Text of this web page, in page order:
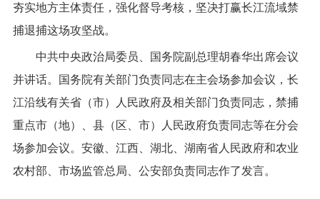
夯实地方主体责任，强化督导考核，坚决打赢长江流域禁
捕退捕这场攻坚战。
中共中央政治局委员、国务院副总理胡春华出席会议
并讲话。国务院有关部门负责同志在主会场参加会议，长
江沿线有关省（市）人民政府及相关部门负责同志，禁捕
重点市（地）、县（区、市）人民政府负责同志等在分会
场参加会议。安徽、江西、湖北、湖南省人民政府和农业
农村部、市场监管总局、公安部负责同志作了发言。